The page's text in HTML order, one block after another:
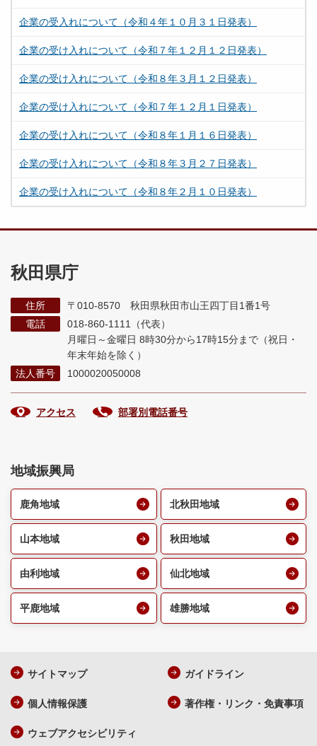
企業の受入れについて（令和４年１０月３１日発表）
企業の受け入れについて（令和７年１２月１２日発表）
企業の受け入れについて（令和８年３月１２日発表）
企業の受け入れについて（令和７年１２月１日発表）
企業の受け入れについて（令和８年１月１６日発表）
企業の受け入れについて（令和８年３月２７日発表）
企業の受け入れについて（令和８年２月１０日発表）
秋田県庁
住所
〒010-8570 秋田県秋田市山王四丁目1番1号
電話
018-860-1111（代表）
月曜日～金曜日 8時30分から17時15分まで （祝日・
年末年始を除く）
法人番号
1000020050008
アクセス 部署別電話番号
地域振興局
鹿角地域 北秋田地域
山本地域 秋田地域
由利地域 仙北地域
平鹿地域 雄勝地域
サイトマップ ガイドライン
個人情報保護 著作権・リンク・免責事項
ウェブアクセシビリティ